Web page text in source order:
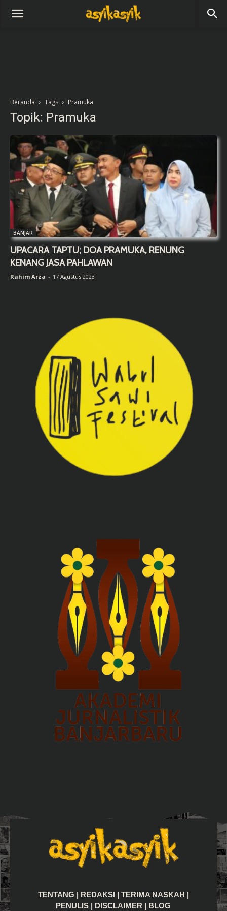
Beranda Tags Pramuka
Topik: Pramuka
BANJAR
UPACARA TAPTU; DOA PRAMUKA, RENUNG
KENANG JASA PAHLAWAN
Rahim Arza - 17 Agustus 2023
TENTANG REDAKSI TERIMA NASKAH
PENULIS
DISCLAIMER BLOG